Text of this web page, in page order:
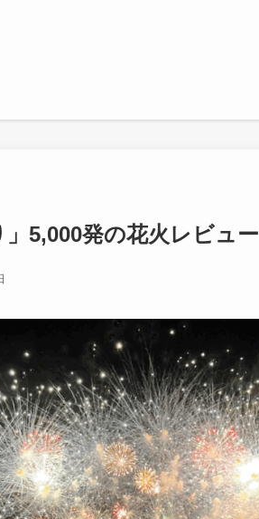
5,000発の花火レビュー